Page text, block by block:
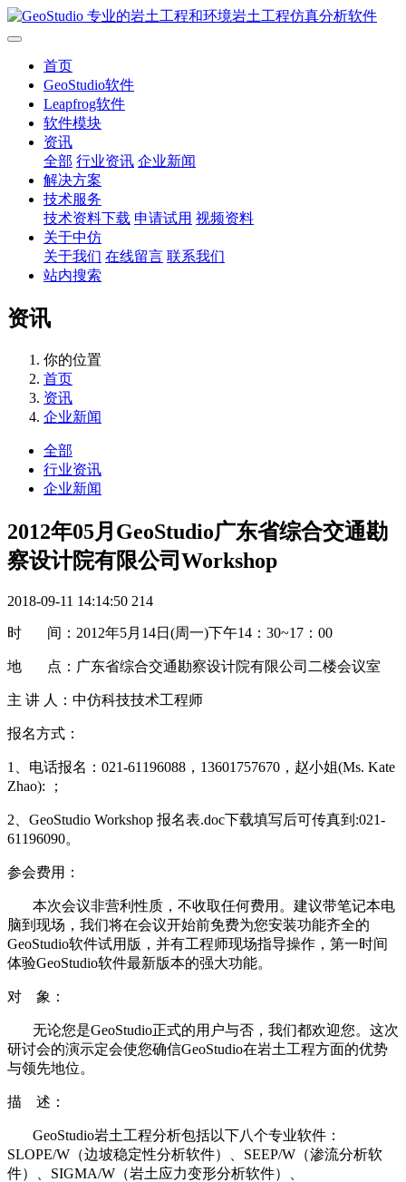
首页
GeoStudio软件
Leapfrog软件
软件模块
资讯
全部 行业资讯 企业新闻
解决方案
技术服务
技术资料下载 申请试用 视频资料
关于中仿
关于我们 在线留言 联系我们
站内搜索
资讯
你的位置
首页
资讯
企业新闻
全部
行业资讯
企业新闻
2012年05月GeoStudio广东省综合交通勘
察设计院有限公司Workshop
2018-09-11 14:14:50 214
时 间：2012年5月14日(周一)下午14：30~17：00
地 点：广东省综合交通勘察设计院有限公司二楼会议室
主 讲 人：中仿科技技术工程师
报名方式：
1、电话报名：021-61196088，13601757670，赵小姐(Ms. Kate
Zhao): ；
2、GeoStudio Workshop 报名表.doc下载填写后可传真到:021-
61196090。
参会费用：
本次会议非营利性质，不收取任何费用。建议带笔记本电
脑到现场，我们将在会议开始前免费为您安装功能齐全的
GeoStudio软件试用版，并有工程师现场指导操作，第一时间
体验GeoStudio软件最新版本的强大功能。
对 象：
无论您是GeoStudio正式的用户与否，我们都欢迎您。这次
研讨会的演示定会使您确信GeoStudio在岩土工程方面的优势
与领先地位。
描 述：
GeoStudio岩土工程分析包括以下八个专业软件：
SLOPE/W（边坡稳定性分析软件）、SEEP/W（渗流分析软
件）、SIGMA/W（岩土应力变形分析软件）、